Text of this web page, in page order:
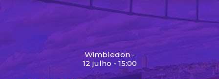
Wimbledon -
12 julho - 15:00